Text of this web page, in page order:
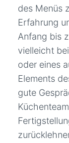
des Menüs
Erfahrung
Anfang bis
vielleicht
oder eines
Elements
gute